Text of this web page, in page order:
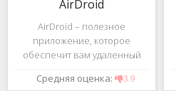
AirDroid
AirDroid – полезное
приложение, которое
обеспечит вам удаленный
доступ к вашему смартфону
или планшету при помощи
Средняя оценка: 3.9